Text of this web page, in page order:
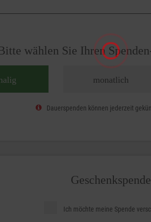
wählen Sie Ihren
monatlich
Dauerspenden können jederzeit
Geschenkspende
Ich möchte meine Spende